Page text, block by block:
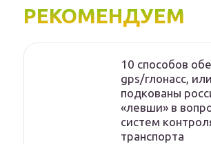
РЕКОМЕНДУЕМ
10 способов
gps/глонасс,
подкованы
«левши» в
систем
транспорта